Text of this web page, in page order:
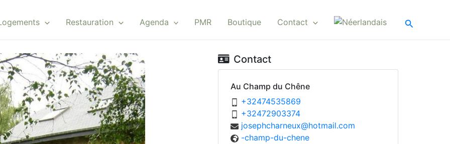
Restauration Agenda PMR Boutique Contact
Contact
Au Champ du Chêne
96853547423+
47330927423+
moc.liamtoh@xuenrahchpesoj
enehc-ud-pmahc-